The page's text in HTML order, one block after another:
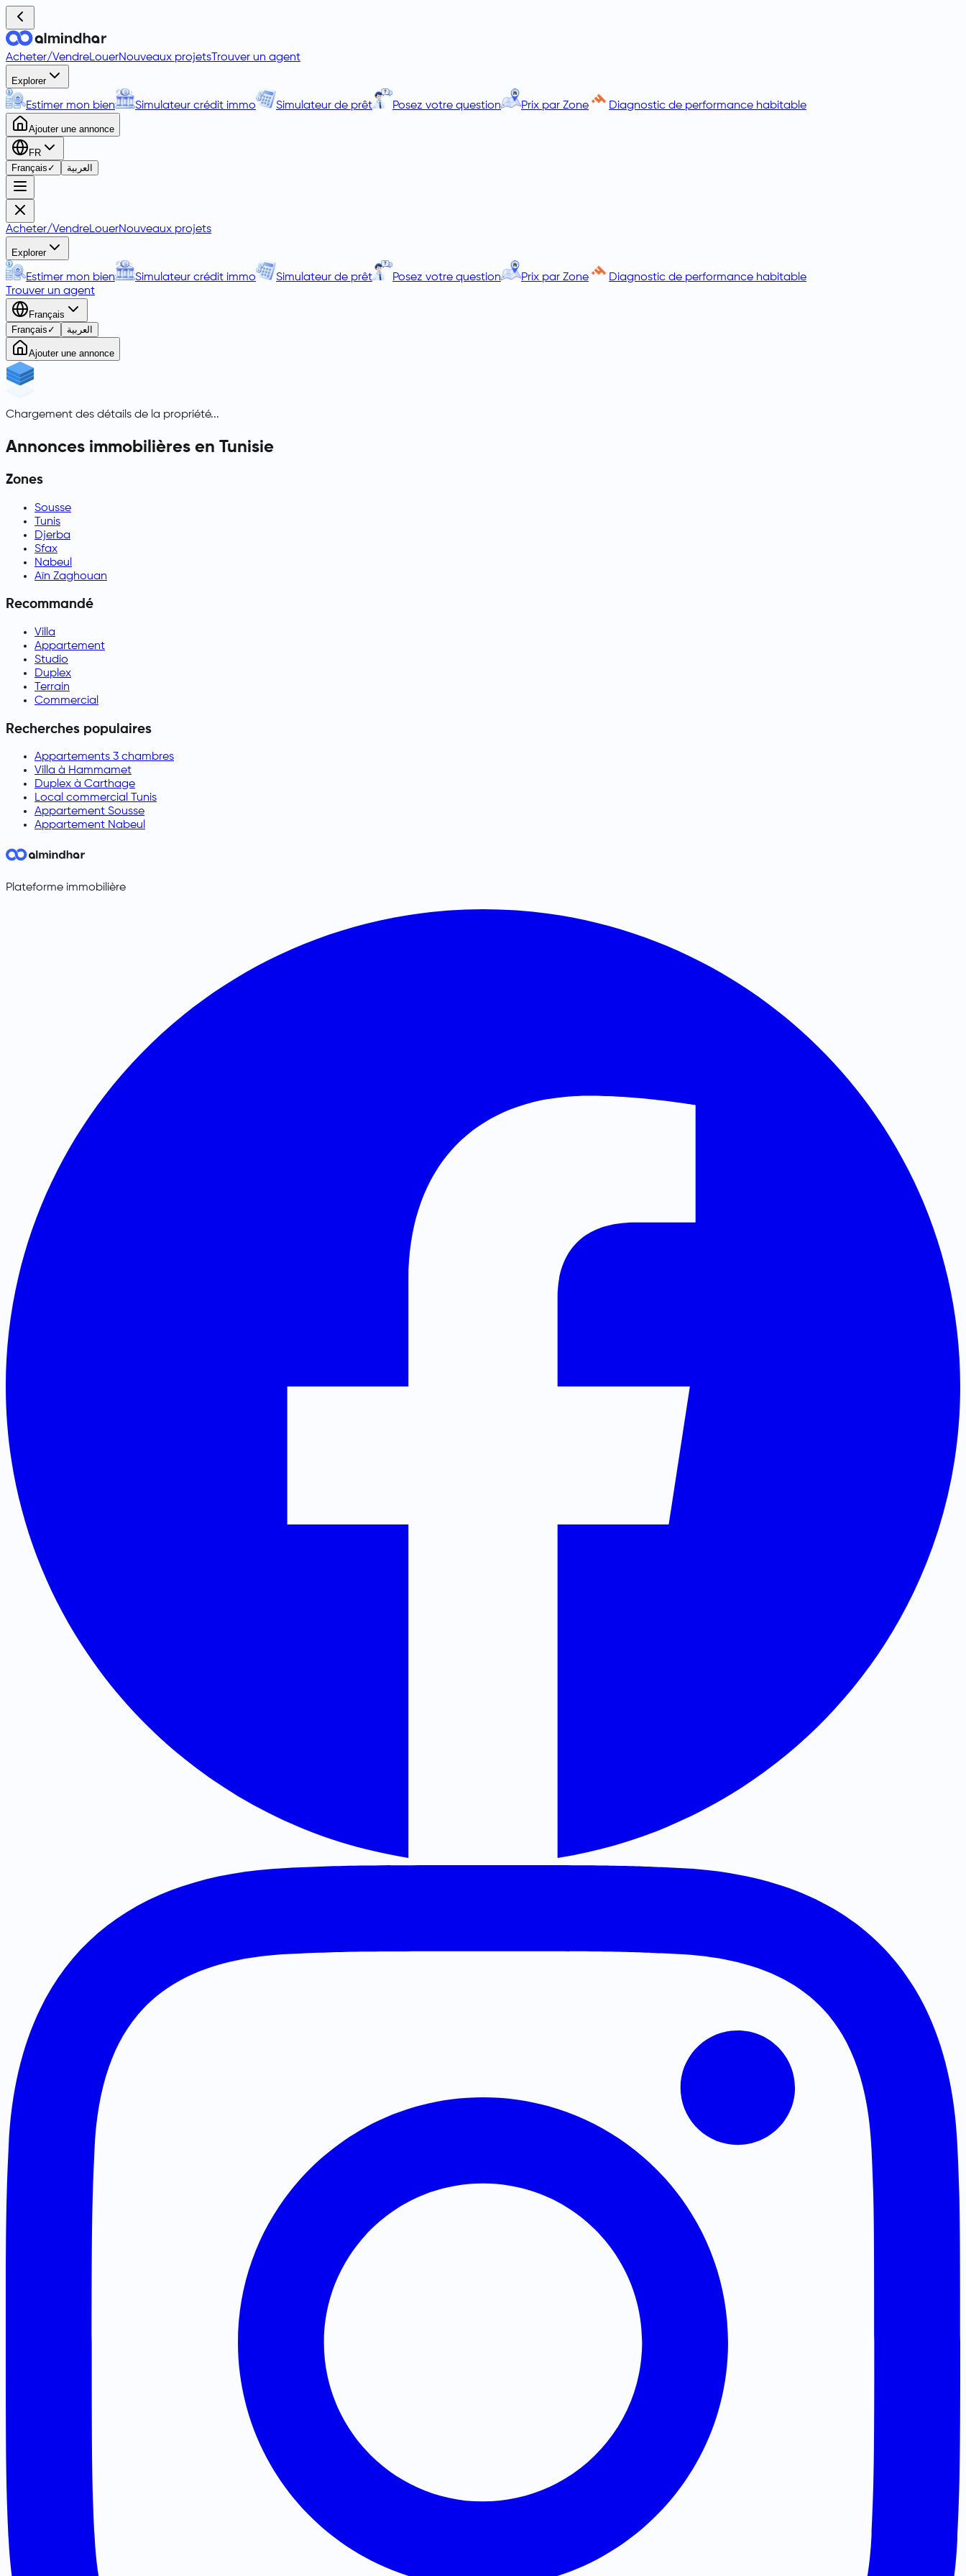
Acheter/VendreLouerNouveaux projets Trouver un agent
Explorer
Estimer mon bien Simulateur crédit immo Simulateur de prêt Posez votre question Prix par Zone Diagnostic de performance habitable
Ajouter une annonce
FR
Français ✓ العربية
Acheter/VendreLouerNouveaux projets
Explorer
Estimer mon bien Simulateur crédit immo Simulateur de prêt Posez votre question Prix par Zone
Diagnostic de performance habitable
Trouver un agent
Français
Français ✓ العربية
Ajouter une annonce
Chargement des détails de la propriété...
Annonces immobilières en Tunisie
Zones
Sousse
Tunis
Djerba
Sfax
Nabeul
Aïn Zaghouan
Recommandé
Villa
Appartement
Studio
Duplex
Terrain
Commercial
Recherches populaires
Appartements 3 chambres
Villa à Hammamet
Duplex à Carthage
Local commercial Tunis
Appartement Sousse
Appartement Nabeul
Plateforme immobilière